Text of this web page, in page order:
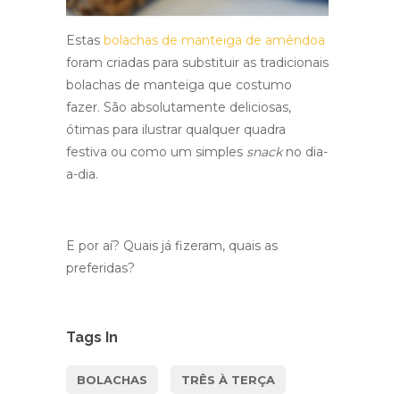
Estas bolachas de manteiga de amêndoa
foram criadas para substituir as tradicionais
bolachas de manteiga que costumo
fazer. São absolutamente deliciosas,
ótimas para ilustrar qualquer quadra
festiva ou como um simples snackno dia-
a-dia.
E por aí? Quais já fizeram, quais as
preferidas?
Tags In
BOLACHAS TRÊS À TERÇA